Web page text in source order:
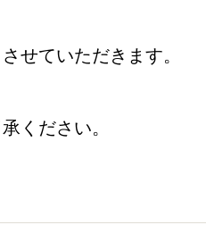
せていただきます。
ください。